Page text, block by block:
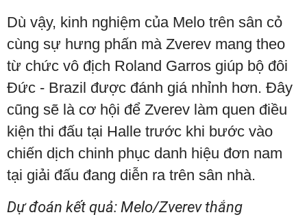
Dù vậy, kinh nghiệm của Melo trên sân cỏ
cùng sự hưng phấn mà Zverev mang theo
từ chức vô địch Roland Garros giúp bộ đôi
Đức - Brazil được đánh giá nhỉnh hơn. Đây
cũng sẽ là cơ hội để Zverev làm quen điều
kiện thi đấu tại Halle trước khi bước vào
chiến dịch chinh phục danh hiệu đơn nam
tại giải đấu đang diễn ra trên sân nhà.
Dự đoán kết quả: Melo/Zverev thắng